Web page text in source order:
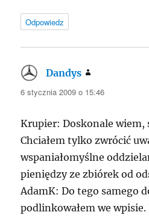
Odpowiedz
Dandys
6 stycznia 2009 o 15:46
Krupier: Doskonale wiem,
Chciałem tylko zwrócić
wspaniałomyślne
pieniędzy ze zbiórek od
AdamK: Do tego samego
podlinkowałem we